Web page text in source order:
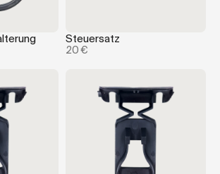
Steuersatz
20 €